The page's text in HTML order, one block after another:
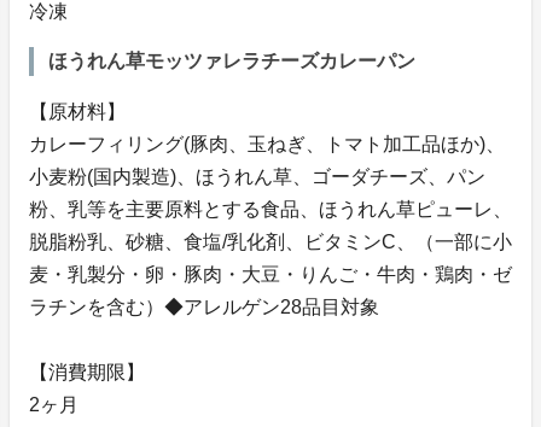
冷凍
ほうれん草モッツァレラチーズカレーパン
【原材料】
カレーフィリング(豚肉、玉ねぎ、トマト加工品ほか)、
小麦粉(国内製造)、ほうれん草、ゴーダチーズ、パン
粉、乳等を主要原料とする食品、ほうれん草ピューレ、
脱脂粉乳、砂糖、食塩/乳化剤、ビタミンC、（一部に小
麦・乳製分・卵・豚肉・大豆・りんご・牛肉・鶏肉・ゼ
ラチンを含む）◆アレルゲン28品目対象
【消費期限】
2ヶ月